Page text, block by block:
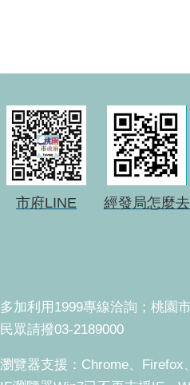
:::
市府LINE 經發局怎麼去
多加利用1999專線洽詢；桃園
民眾請撥03-2189000
瀏覽器支援：Chrome、Firefox